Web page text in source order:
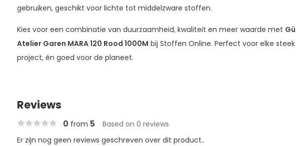
gebruiken, geschikt voor lichte tot middelzware stoffen.
Kies voor een combinatie van duurzaamheid, kwaliteit en meer waarde met
Atelier Garen MARA 120 Rood 1000M bij Stoffen Online. Perfect voor elke
project, én goed voor de planeet.
Reviews
0 from 5 Based on 0 reviews
Er zijn nog geen reviews geschreven over dit product..